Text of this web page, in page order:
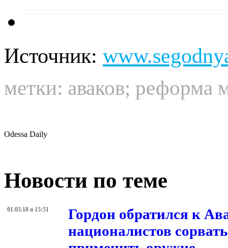
Источник:
метки: аваков; реформа
Odessa Daily
Новости по теме
01.03.18 в 15:51
Гордон обратился к
националистов